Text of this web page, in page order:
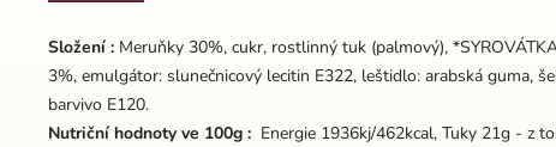
Složení : Meruňky 30%, cukr, rostlinný tuk (palmový),
3%, emulgátor: slunečnicový lecitin E322, leštidlo: arabská guma,
barvivo E120.
Nutriční hodnoty ve 100g : Energie 1936kj/462kcal, Tuky 21g - z